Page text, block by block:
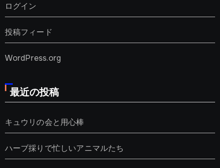
ログイン
投稿フィード
WordPress.org
最近の投稿
キュウリの会と用心棒
ハーブ採りで忙しいアニマルたち